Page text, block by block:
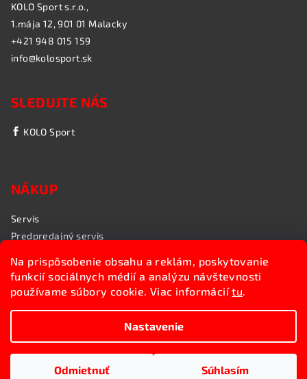
Na prispôsobenie obsahu a reklám, poskytovanie
funkcií sociálnych médií a analýzu návštevnosti
používame súbory cookie. Viac informáciítu.
Nastavenie
Odmietnuť Súhlasím
KOLO Sport s.r.o.,
1.mája 12, 901 01 Malacky
+421 948 015 159
info@kolosport.sk
SLEDUJTE NÁS
KOLO Sport
NÁKUP
Servis
Predpredajný servis
Rozvoz bicyklov
Poradenstvo
Upraviť nastavenie cookies